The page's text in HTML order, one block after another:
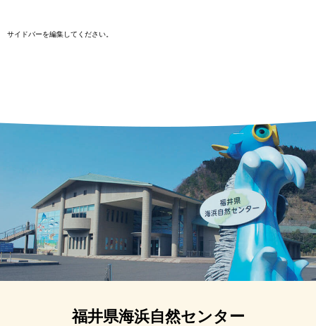
サイドバーを編集してください。
福井県海浜自然センター